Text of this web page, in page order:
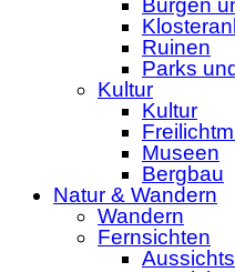
Ruinen
Parks
Kultur
Kultur
Museen
Bergbau
Natur & Wandern
Wandern
Fernsichten